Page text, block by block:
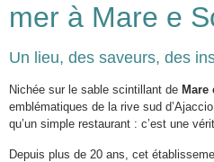
mer à Mare e
Un lieu, des saveurs, des
Nichée sur le sable scintillant de Mare
emblématiques de la rive sud
qu’un simple restaurant : c’est une
Depuis plus de 20 ans, cet